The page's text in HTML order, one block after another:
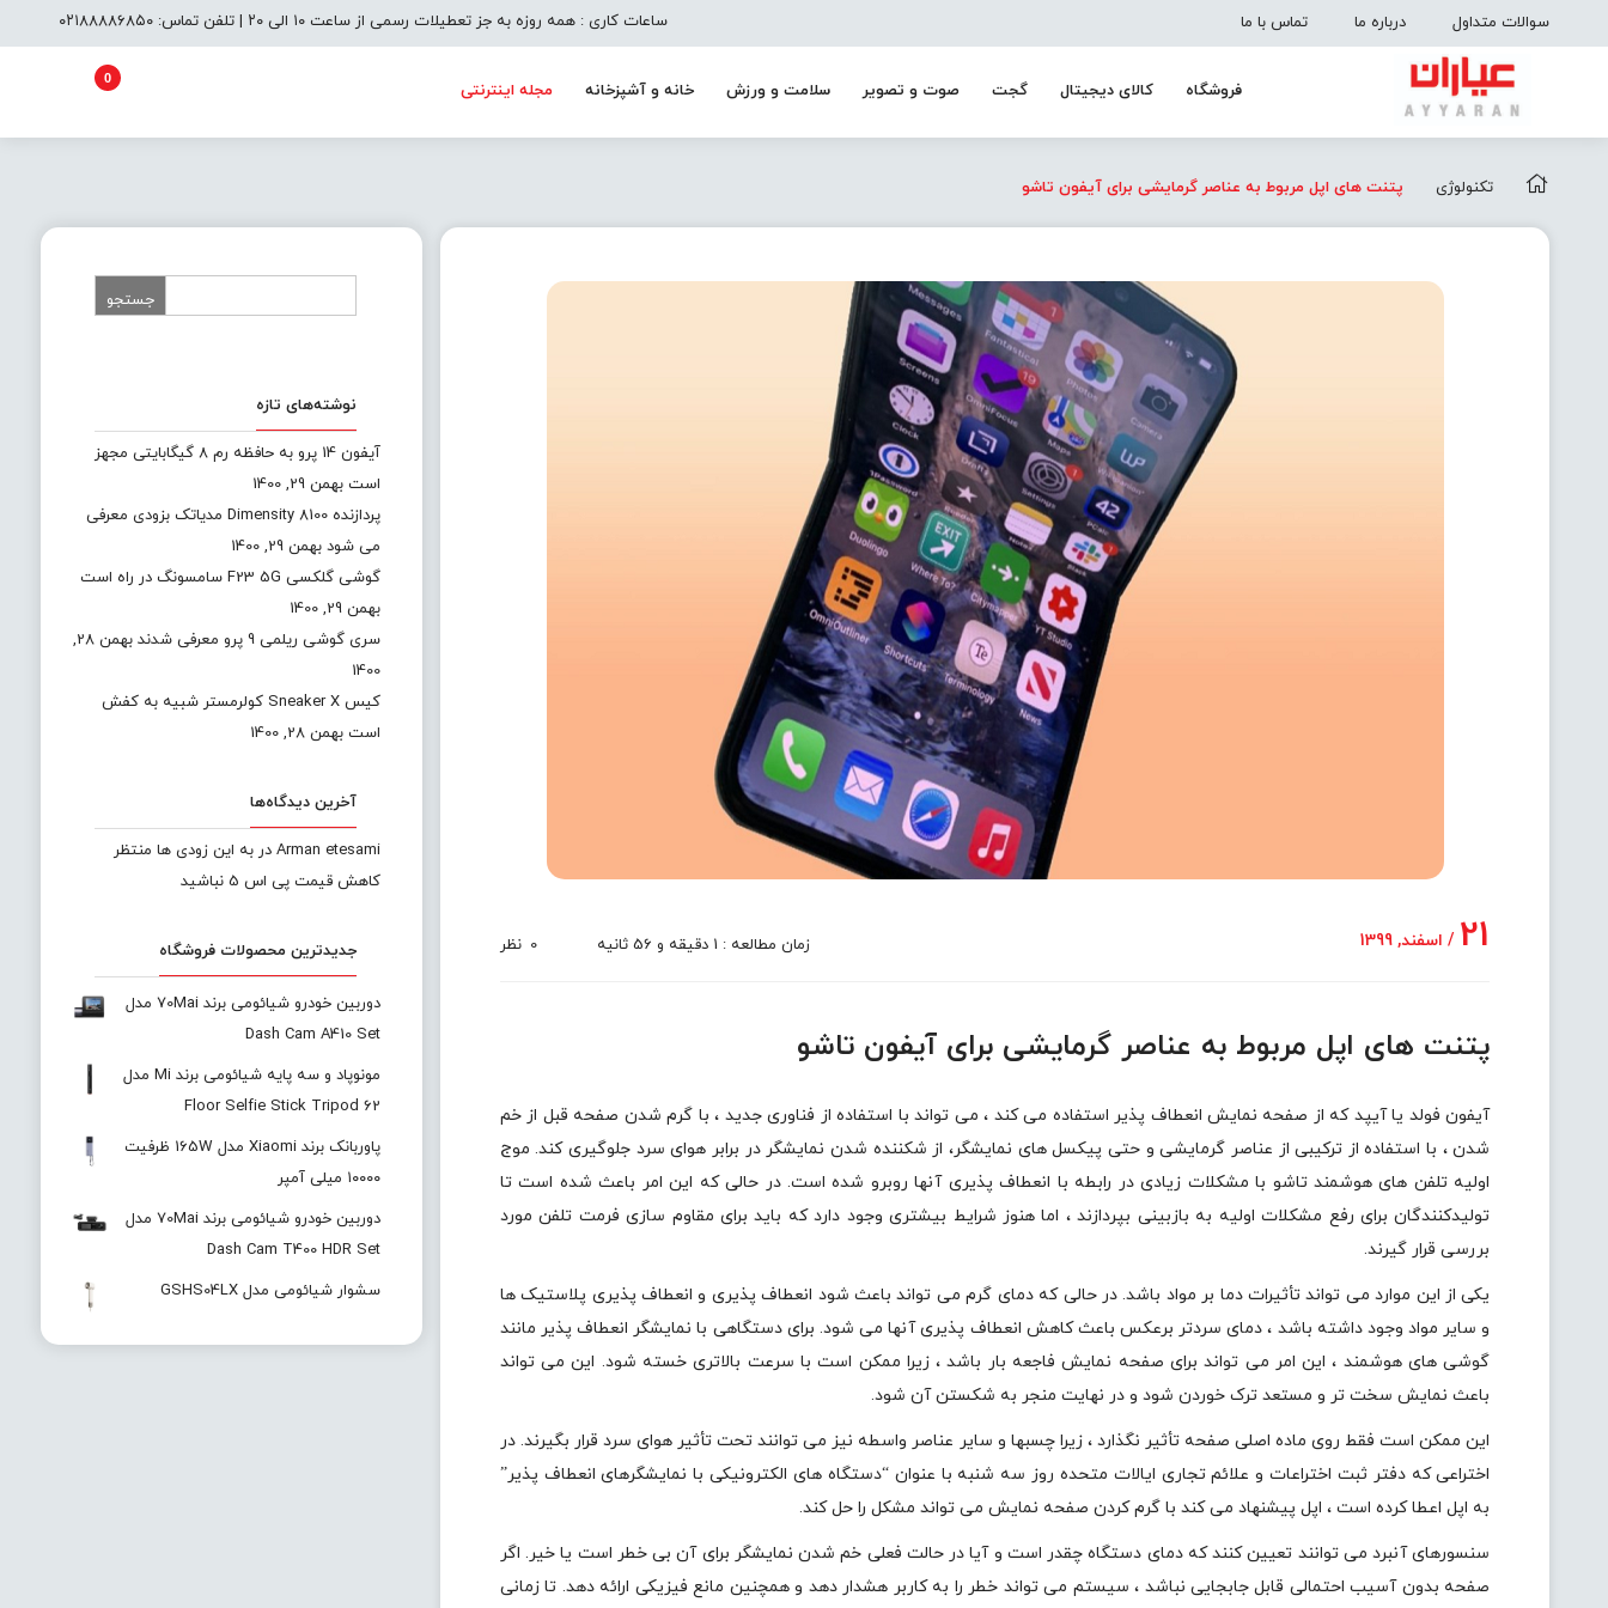
سوالات متداول درباره ما تماس با ما ساعات کاری : همه روزه به جز تعطیلات رسمی از ساعت ۱۰ الی ۲۰ | تلفن تماس: ۰۲۱۸۸۸۸۶۸۵۰
فروشگاه کالای دیجیتال گجت صوت و تصویر سلامت و ورزش خانه و آشپزخانه مجله اینترنتی
0
تکنولوژی پتنت های اپل مربوط به عناصر گرمایشی برای آیفون تاشو
21 / اسفند, 1399 0 نظر زمان مطالعه : 1 دقیقه و 56 ثانیه
پتنت های اپل مربوط به عناصر گرمایشی برای آیفون تاشو
آیفون فولد یا آیپد که از صفحه نمایش انعطاف پذیر استفاده می کند ، می تواند با استفاده از فناوری جدید ، با گرم شدن صفحه قبل از خم
شدن ، با استفاده از ترکیبی از عناصر گرمایشی و حتی پیکسل های نمایشگر، از شکننده شدن نمایشگر در برابر هوای سرد جلوگیری کند. موج
اولیه تلفن های هوشمند تاشو با مشکلات زیادی در رابطه با انعطاف پذیری آنها روبرو شده است. در حالی که این امر باعث شده است تا
تولیدکنندگان برای رفع مشکلات اولیه به بازبینی بپردازند ، اما هنوز شرایط بیشتری وجود دارد که باید برای مقاوم سازی فرمت تلفن مورد
بررسی قرار گیرند.
یکی از این موارد می تواند تأثیرات دما بر مواد باشد. در حالی که دمای گرم می تواند باعث شود انعطاف پذیری و انعطاف پذیری پلاستیک ها
و سایر مواد وجود داشته باشد ، دمای سردتر برعکس باعث کاهش انعطاف پذیری آنها می شود. برای دستگاهی با نمایشگر انعطاف پذیر مانند
گوشی های هوشمند ، این امر می تواند برای صفحه نمایش فاجعه بار باشد ، زیرا ممکن است با سرعت بالاتری خسته شود. این می تواند
باعث نمایش سخت تر و مستعد ترک خوردن شود و در نهایت منجر به شکستن آن شود.
این ممکن است فقط روی ماده اصلی صفحه تأثیر نگذارد ، زیرا چسبها و سایر عناصر واسطه نیز می توانند تحت تأثیر هوای سرد قرار بگیرند. در
اختراعی که دفتر ثبت اختراعات و علائم تجاری ایالات متحده روز سه شنبه با عنوان “دستگاه های الکترونیکی با نمایشگرهای انعطاف پذیر”
به اپل اعطا کرده است ، اپل پیشنهاد می کند با گرم کردن صفحه نمایش می تواند مشکل را حل کند.
سنسورهای آنبرد می توانند تعیین کنند که دمای دستگاه چقدر است و آیا در حالت فعلی خم شدن نمایشگر برای آن بی خطر است یا خیر. اگر
صفحه بدون آسیب احتمالی قابل جابجایی نباشد ، سیستم می تواند خطر را به کاربر هشدار دهد و همچنین مانع فیزیکی ارائه دهد. تا زمانی
نوشته‌های تازه
آیفون 14 پرو به حافظه رم 8 گیگابایتی مجهز
است بهمن 29, 1400
پردازنده Dimensity 8100 مدیاتک بزودی معرفی
می شود بهمن 29, 1400
گوشی گلکسی F23 5G سامسونگ در راه است
بهمن 29, 1400
سری گوشی ریلمی 9 پرو معرفی شدند
بهمن 28,
1400
کیس Sneaker X کولرمستر شبیه به کفش
است بهمن 28, 1400
آخرین دیدگاه‌ها
Arman etesami دربه این زودی ها منتظر
کاهش قیمت پی اس 5 نباشید
جدیدترین محصولات فروشگاه
دوربین خودرو شیائومی برند 70Mai مدل
Dash Cam A410 Set
مونوپاد و سه پایه شیائومی برند Mi مدل
Floor Selfie Stick Tripod 62
پاوربانک برند Xiaomi مدل 165W ظرفیت
۱۰۰۰۰ میلی آمپر
دوربین خودرو شیائومی برند 70Mai مدل
Dash Cam T400 HDR Set
سشوار شیائومی مدل GSHS04LX